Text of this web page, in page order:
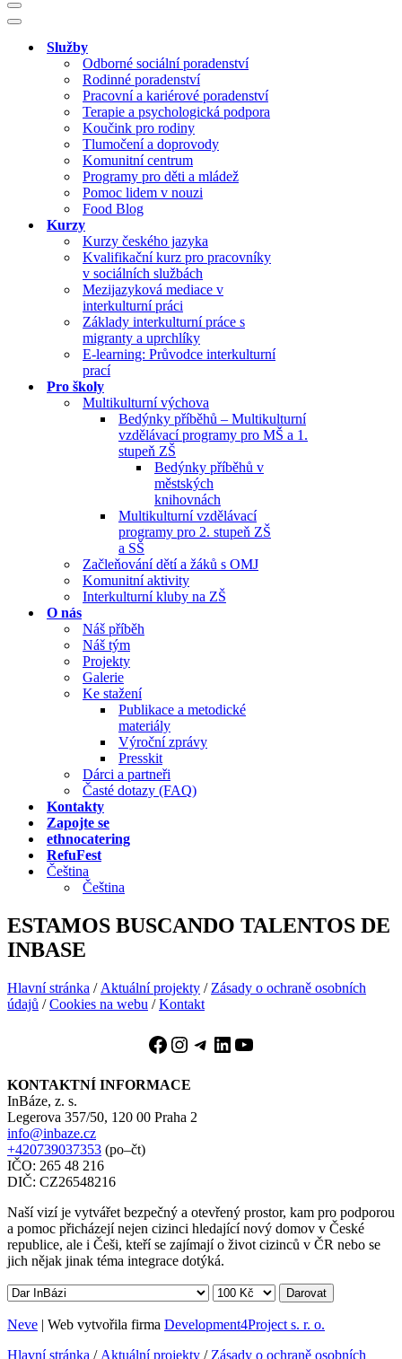
Navigační
menu
Navigační
Služby
Odborné sociální poradenství
Rodinné poradenství
Pracovní a kariérové poradenství
Terapie a psychologická podpora
Koučink pro rodiny
Tlumočení a doprovody
Komunitní centrum
Programy pro děti a mládež
Pomoc lidem v nouzi
Food Blog
Kurzy
Kurzy českého jazyka
Kvalifikační kurz pro pracovníky
v sociálních službách
Mezijazyková mediace v
interkulturní práci
Základy interkulturní práce s
migranty a uprchlíky
E-learning: Průvodce interkulturní
prací
Pro školy
Multikulturní výchova
Bedýnky příběhů – Multikulturní
vzdělávací programy pro MŠ a 1.
stupeň ZŠ
Bedýnky příběhů v
městských
knihovnách
Multikulturní vzdělávací
programy pro 2. stupeň ZŠ
a SŠ
Začleňování dětí a žáků s OMJ
Komunitní aktivity
Interkulturní kluby na ZŠ
O nás
Náš příběh
Náš tým
Projekty
Galerie
Ke stažení
Publikace a metodické
materiály
Výroční zprávy
Presskit
Dárci a partneři
Časté dotazy (FAQ)
Kontakty
Zapojte se
ethnocatering
RefuFest
Čeština
Čeština
ESTAMOS BUSCANDO TALENTOS DE
INBASE
Hlavní stránka / Aktuální projekty / Zásady o ochraně osobních
údajů /Cookies na webu /Kontakt
Facebook
Instagram
Telegram
LinkedIn
YouTube
KONTAKTNÍ INFORMACE
InBáze, z. s.
Legerova 357/50, 120 00 Praha 2
info@inbaze.cz
+420739037353 (po–čt)
IČO: 265 48 216
DIČ: CZ26548216
Naší vizí je vytvářet bezpečný a otevřený prostor, kam pro podporou
a pomoc přicházejí nejen cizinci hledající nový domov v České
republice, ale i Češi, kteří se zajímají o život cizinců v ČR nebo se
jich nějak jinak téma integrace dotýká.
Darovat
Neve | Web vytvořila firma Development4Project s. r. o.
Hlavní stránka / Aktuální projekty / Zásady o ochraně osobních